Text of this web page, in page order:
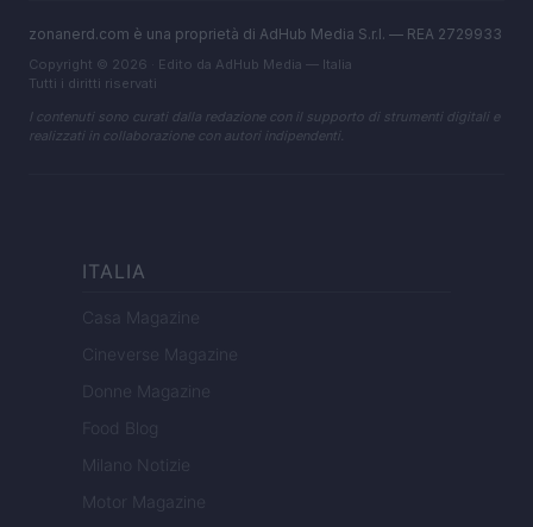
zonanerd.com è una proprietà di AdHub Media S.r.l. — REA 2729933
Copyright © 2026 · Edito da AdHub Media — Italia
Tutti i diritti riservati
I contenuti sono curati dalla redazione con il supporto di strumenti digitali e
realizzati in collaborazione con autori indipendenti.
ITALIA
Casa Magazine
Cineverse Magazine
Donne Magazine
Food Blog
Milano Notizie
Motor Magazine